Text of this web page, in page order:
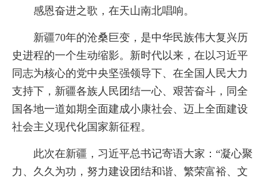
感恩奋进之歌，在天山南北唱响。
新疆70年的沧桑巨变，是中华民族伟大复兴历
史进程的一个生动缩影。新时代以来，在以习近平
同志为核心的党中央坚强领导下、在全国人民大力
支持下，新疆各族人民团结一心、艰苦奋斗，同全
国各地一道如期全面建成小康社会、迈上全面建设
社会主义现代化国家新征程。
此次在新疆，习近平总书记寄语大家：“凝心聚
力、久久为功，努力建设团结和谐、繁荣富裕、文